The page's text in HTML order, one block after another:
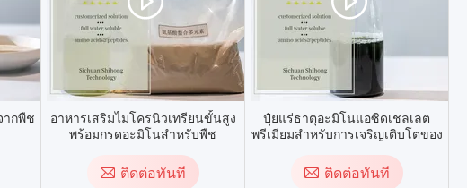
ากพืช
อาหารเสริมไมโครนิวเทรียนขั้นสูง
พร้อมกรดอะมิโนสำหรับพืช
ติดต่อทันที
ปุ๋ยแร่ธาตุอะมิโนแอซิดเชลเลต
พรีเมียมสำหรับการเจริญเติบโตของ
ติดต่อทันที